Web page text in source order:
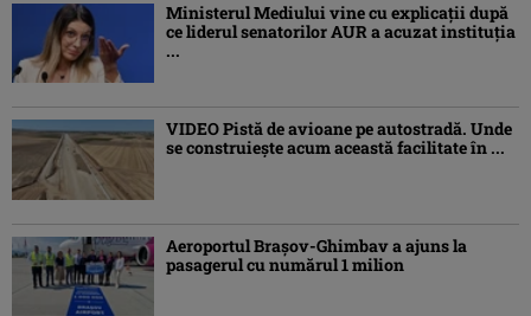
Ministerul Mediului vine cu explicații după
ce liderul senatorilor AUR a acuzat instituția
...
VIDEO Pistă de avioane pe autostradă. Unde
se construiește acum această facilitate în ...
Aeroportul Brașov-Ghimbav a ajuns la
pasagerul cu numărul 1 milion